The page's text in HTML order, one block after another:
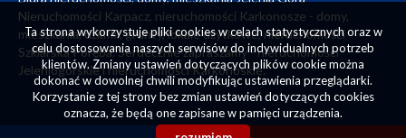
Nieruchomości Karpacz, nieruchomości Karkonosze - domy,
mieszkania, działki, grunty, lokale użytkowe, nieruchomości
Szklarska Poręba. Serdecznie zapraszamy - nieruchomości
Jeleniogórskie i nieruchomości Karkonoskie.
Ta strona wykorzystuje pliki cookies w celach statystycznych oraz w
celu dostosowania naszych serwisów do indywidualnych potrzeb
klientów. Zmiany ustawień dotyczących plików cookie można
dokonać w dowolnej chwili modyfikując ustawienia przeglądarki.
Korzystanie z tej strony bez zmian ustawień dotyczących cookies
oznacza, że będą one zapisane w pamięci urządzenia.